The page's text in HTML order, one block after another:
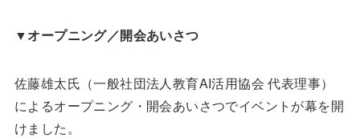
▼オープニング／開会あいさつ
佐藤雄太氏（一般社団法人教育AI活用協会 代表理事）
によるオープニング・開会あいさつでイベントが幕を開
けました。